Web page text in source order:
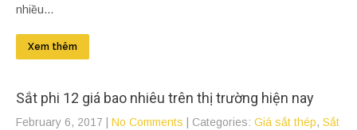
nhiều...
Xem thêm
Sắt phi 12 giá bao nhiêu trên thị trường hiện nay
February 6, 2017 No Comments | Categories: Giá sắt thép, Sắt